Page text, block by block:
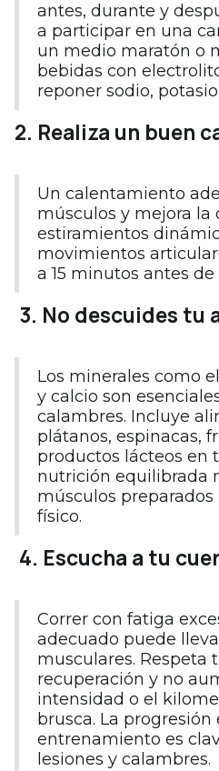
antes, durante y
a participar en una
un medio maratón o
bebidas con
reponer sodio,
2. Realiza un buen
Un calentamiento
músculos y mejora la
estiramientos
movimientos
a 15 minutos antes
3. No descuides tu
Los minerales como
y calcio son
calambres. Incluye
plátanos, espinacas,
productos lácteos en
nutrición equilibrada
músculos preparados
físico.
4. Escucha a tu
Correr con fatiga
adecuado puede
musculares. Respeta
recuperación y no
intensidad o el
brusca. La progresión
entrenamiento es
lesiones y calambres.